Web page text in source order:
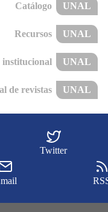
Catálogo UNAL
Recursos UNAL
institucional UNAL
de revistas UNAL
Twitter